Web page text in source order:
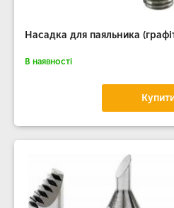
Насадка для паяльника
В наявності